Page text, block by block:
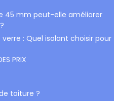
45 mm peut-elle améliorer
: Quel isolant choisir pour
PRIX
toiture ?